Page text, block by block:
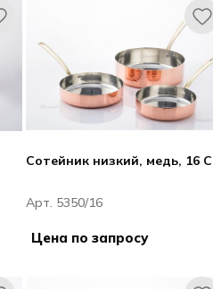
Сотейник низкий, медь, 16
Арт. 5350/16
Цена по запросу